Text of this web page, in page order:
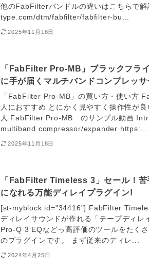
他のFabFilterバンドルの違いはこちらで
type.com/dtm/fabfilter/fabfilter-bu...
2025年11月18日
「FabFilter Pro-MB」ブラックフラ
に手が届くマルチバンドコンプレッ
「FabFilter Pro-MB」の買い方・使い方
人におすすめ とにかく見やすく操作性が
人 FabFilter Pro-MB のサンプル動画
multiband compressor/expander https:...
2025年11月18日
「FabFilter Timeless 3」セール！苦
になれる万能ディレイプラグイン!
[st-myblock id="34416"] FabFilter
ディレイサウンドが作れる「テープディ
Pro-Q 3 EQなどっ高評価のツールをたく
のプラグインです。 まず従来のディレ...
2024年4月25日